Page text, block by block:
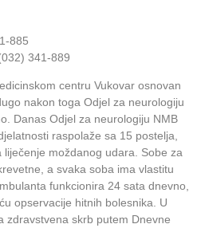
885
341-889
centru Vukovar osnovan
nakon toga Odjel za neurologiju
Danas Odjel za neurologiju NMB
raspolaže sa 15 postelja,
moždanog udara. Sobe za
a svaka soba ima vlastitu
funkcionira 24 sata dnevno,
opservacije hitnih bolesnika. U
zdravstvena skrb putem Dnevne